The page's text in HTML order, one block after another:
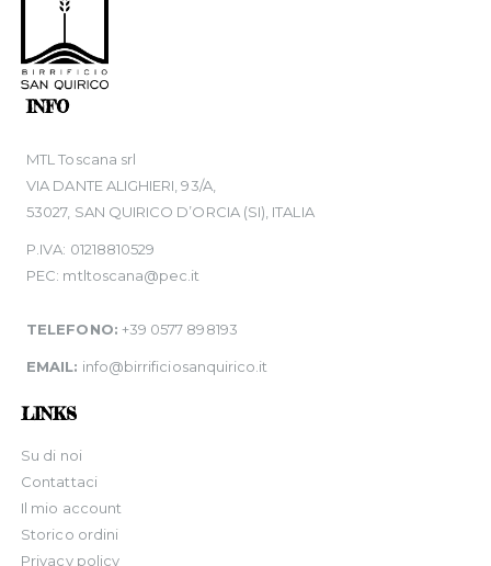
INFO
MTL Toscana srl
VIA DANTE ALIGHIERI, 93/A,
53027, SAN QUIRICO D’ORCIA (SI), ITALIA
P.IVA: 01218810529
PEC: mtltoscana@pec.it
TELEFONO: +39 0577 898193
EMAIL: info@birrificiosanquirico.it
LINKS
Su di noi
Contattaci
Il mio account
Storico ordini
Privacy policy